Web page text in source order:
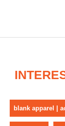
blank apparel |